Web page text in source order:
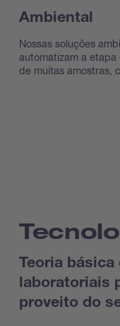
Ambiental
Nossas soluções
automatizam a
de muitas amostras,
Teoria
laboratoriais
proveito do